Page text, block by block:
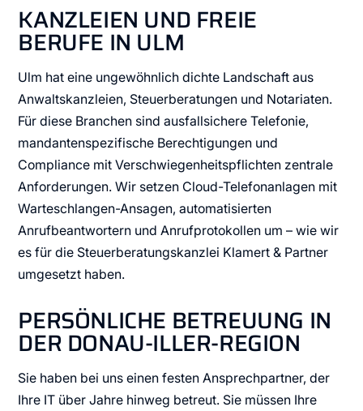
KANZLEIEN UND FREIE
BERUFE IN ULM
Ulm hat eine ungewöhnlich dichte Landschaft aus
Anwaltskanzleien, Steuerberatungen und Notariaten.
Für diese Branchen sind ausfallsichere Telefonie,
mandantenspezifische Berechtigungen und
Compliance mit Verschwiegenheitspflichten zentrale
Anforderungen. Wir setzen Cloud-Telefonanlagen mit
Warteschlangen-Ansagen, automatisierten
Anrufbeantwortern und Anrufprotokollen um – wie wir
es für die Steuerberatungskanzlei Klamert & Partner
umgesetzt haben.
PERSÖNLICHE BETREUUNG IN
DER DONAU-ILLER-REGION
Sie haben bei uns einen festen Ansprechpartner, der
Ihre IT über Jahre hinweg betreut. Sie müssen Ihre